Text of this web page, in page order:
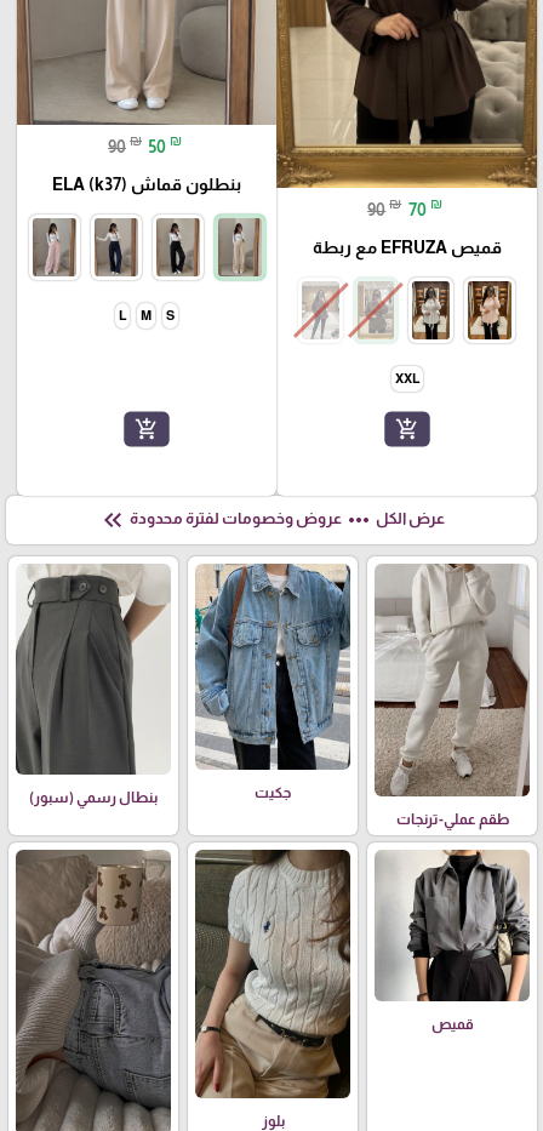
90 ₪ 70 ₪
قميص EFRUZA مع ربطة
XXL
add_shopping_cart
90 ₪ 50 ₪
بنطلون قماش ELA (k37)
S
M
L
add_shopping_cart
عرض الكل more_horiz عروض وخصومات لفترة محدودة keyboard_double_arrow_left
طقم عملي-ترنجات
جكيت بنطال رسمي (سبور)
قميص
بلوز